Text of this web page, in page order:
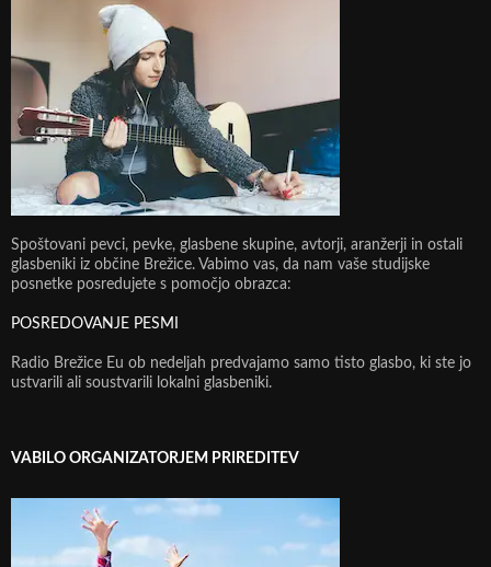
Spoštovani pevci, pevke, glasbene skupine, avtorji, aranžerji in ostali
glasbeniki iz občine Brežice. Vabimo vas, da nam vaše studijske
posnetke posredujete s pomočjo obrazca:
POSREDOVANJE PESMI
Radio Brežice Eu ob nedeljah predvajamo samo tisto glasbo, ki ste jo
ustvarili ali soustvarili lokalni glasbeniki.
VABILO ORGANIZATORJEM PRIREDITEV